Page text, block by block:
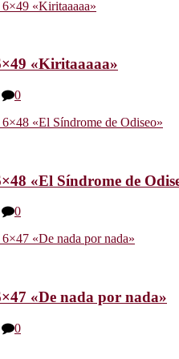
«Kiritaaaaa»
0
«El Síndrome de
0
«De nada por nada»
0